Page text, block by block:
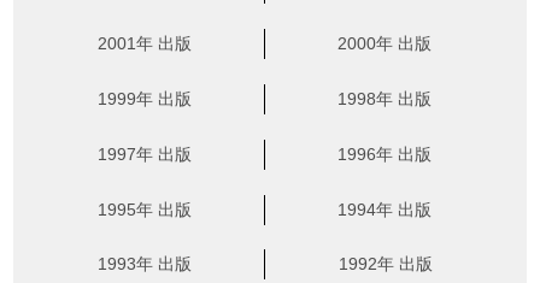
2001年 出版 2000年 出版
1999年 出版 1998年 出版
1997年 出版 1996年 出版
1995年 出版 1994年 出版
1993年 出版 1992年 出版